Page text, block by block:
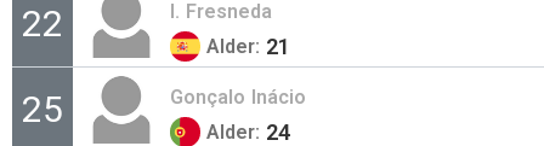
22 I. Fresneda
Alder: 21
25 Gonçalo Inácio
Alder: 24